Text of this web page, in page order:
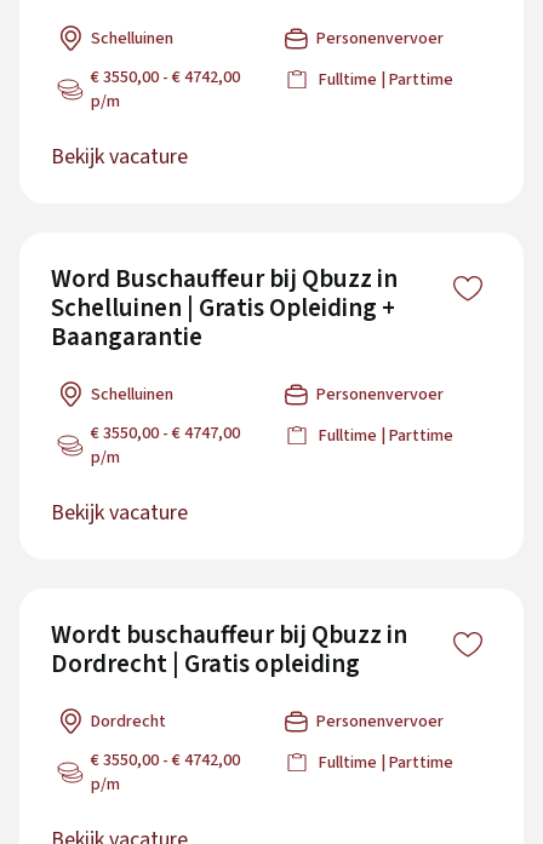
Schelluinen
Personenvervoer
€ 3550,00 - € 4742,00
p/m
Fulltime | Parttime
Bekijk vacature
Word Buschauffeur bij Qbuzz in
Schelluinen | Gratis Opleiding +
Baangarantie
Schelluinen
Personenvervoer
€ 3550,00 - € 4747,00
p/m
Fulltime | Parttime
Bekijk vacature
Wordt buschauffeur bij Qbuzz in
Dordrecht | Gratis opleiding
Dordrecht
Personenvervoer
€ 3550,00 - € 4742,00
p/m
Fulltime | Parttime